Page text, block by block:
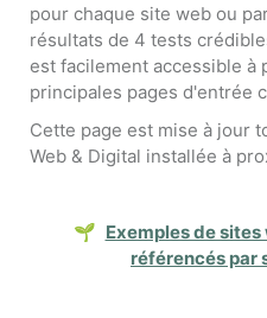
pour chaque site web ou
résultats de 4 tests
est facilement accessible à
principales pages d'entrée
Cette page est mise à jour
Web & Digital installée à
🌱 Exemples de
référencés par